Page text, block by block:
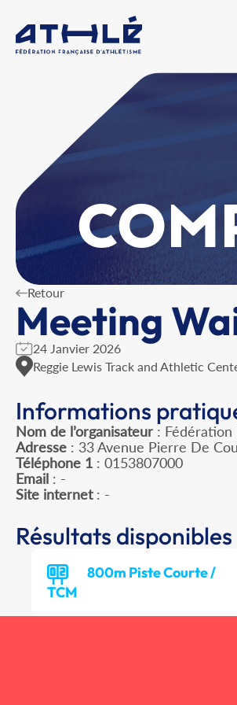
Retour
Meeting
24 Janvier 2026
Reggie Lewis Track and Athletic
Informations
Nom de l’organisateur : Fédération
Adresse : 33 Avenue Pierre De
Téléphone 1 : 0153807000
Email : -
Site internet: -
Résultats disponibles
800m Piste Courte /
TCM